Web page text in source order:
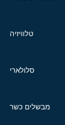
טלוויזיה
סלולארי
מבשלים כשר